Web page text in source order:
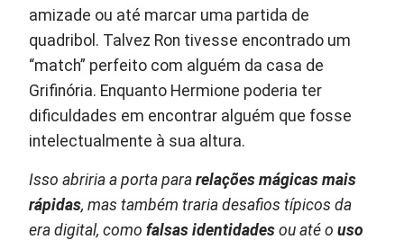
amizade ou até marcar uma partida de
quadribol. Talvez Ron tivesse encontrado um
“match” perfeito com alguém da casa de
Grifinória. Enquanto Hermione poderia ter
dificuldades em encontrar alguém que fosse
intelectualmente à sua altura.
Isso abriria a porta pararelações mágicas mais
rápidas, mas também traria desafios típicos da
era digital, comofalsas identidades ou até ouso